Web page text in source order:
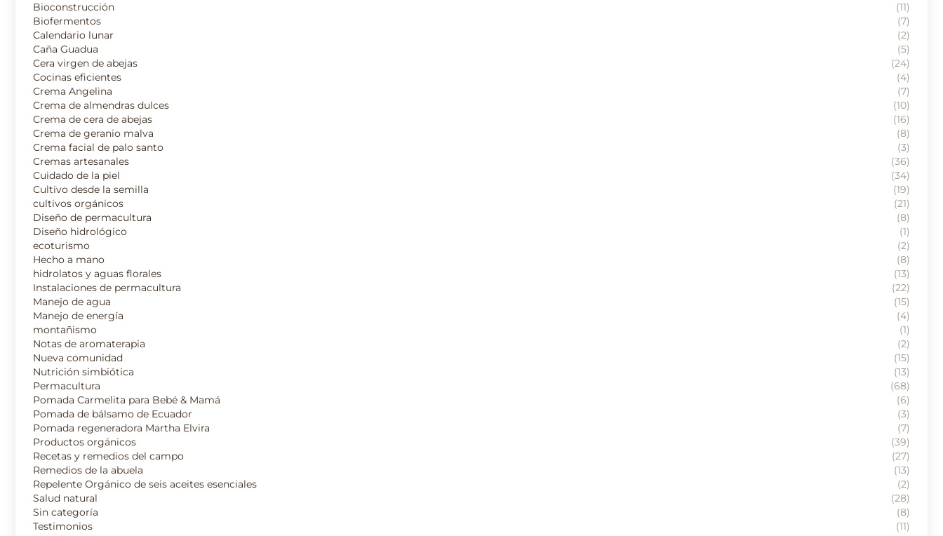
Bioconstrucción
(11)
Biofermentos
(7)
Calendario lunar
(2)
Caña Guadua
(5)
Cera virgen de abejas
(24)
Cocinas eficientes
(4)
Crema Angelina
(7)
Crema de almendras dulces
(10)
Crema de cera de abejas
(16)
Crema de geranio malva
(8)
Crema facial de palo santo
(3)
Cremas artesanales
(36)
Cuidado de la piel
(34)
Cultivo desde la semilla
(19)
cultivos orgánicos
(21)
Diseño de permacultura
(8)
Diseño hidrológico
(1)
ecoturismo
(2)
Hecho a mano
(8)
hidrolatos y aguas florales
(13)
Instalaciones de permacultura
(22)
Manejo de agua
(15)
Manejo de energía
(4)
montañismo
(1)
Notas de aromaterapia
(2)
Nueva comunidad
(15)
Nutrición simbiótica
(13)
Permacultura
(68)
Pomada Carmelita para Bebé & Mamá
(6)
Pomada de bálsamo de Ecuador
(3)
Pomada regeneradora Martha Elvira
(7)
Productos orgánicos
(39)
Recetas y remedios del campo
(27)
Remedios de la abuela
(13)
Repelente Orgánico de seis aceites esenciales
(2)
Salud natural
(28)
Sin categoría
(8)
Testimonios
(11)